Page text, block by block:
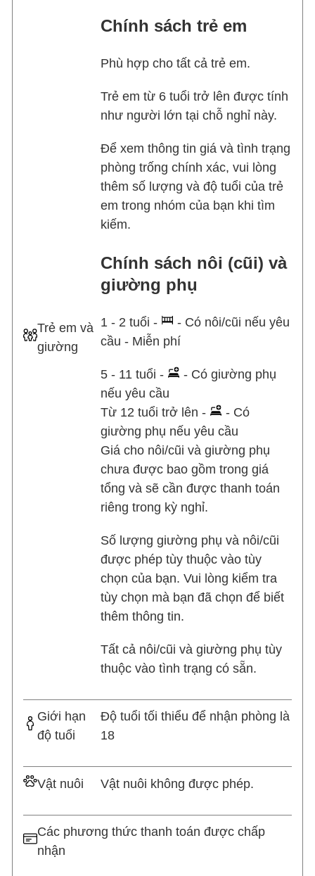
Trẻ em và
giường
Chính sách trẻ em
Phù hợp cho tất cả trẻ em.
Trẻ em từ 6 tuổi trở lên được tính
như người lớn tại chỗ nghỉ này.
Để xem thông tin giá và tình trạng
phòng trống chính xác, vui lòng
thêm số lượng và độ tuổi của trẻ
em trong nhóm của bạn khi tìm
kiếm.
Chính sách nôi (cũi) và
giường phụ
1 - 2 tuổi -
- Có nôi/cũi nếu yêu
cầu - Miễn phí
5 - 11 tuổi -
- Có giường phụ
nếu yêu cầu
Từ 12 tuổi trở lên -
- Có
giường phụ nếu yêu cầu
Giá cho nôi/cũi và giường phụ
chưa được bao gồm trong giá
tổng và sẽ cần được thanh toán
riêng trong kỳ nghỉ.
Số lượng giường phụ và nôi/cũi
được phép tùy thuộc vào tùy
chọn của bạn. Vui lòng kiểm tra
tùy chọn mà bạn đã chọn để biết
thêm thông tin.
Tất cả nôi/cũi và giường phụ tùy
thuộc vào tình trạng có sẵn.
Giới hạn
độ tuổi
Độ tuổi tối thiểu để nhận phòng là
18
Vật nuôi Vật nuôi không được phép.
Các phương thức thanh toán được chấp
nhận